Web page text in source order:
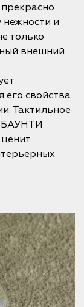
нежности и
только
внешний
его свойства
Тактильное
БАУНТИ